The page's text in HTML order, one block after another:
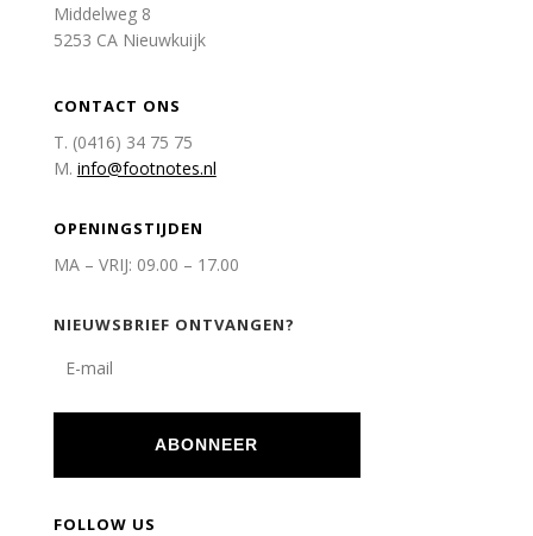
Middelweg 8
5253 CA Nieuwkuijk
CONTACT ONS
T. (0416) 34 75 75
M. info@footnotes.nl
OPENINGSTIJDEN
MA – VRIJ: 09.00 – 17.00
NIEUWSBRIEF ONTVANGEN?
ABONNEER
FOLLOW US